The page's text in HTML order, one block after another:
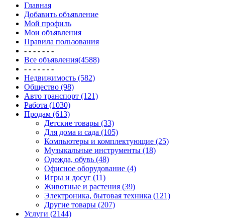
Главная
Добавить объявление
Мой профиль
Мои объявления
Правила пользования
- - - - - - -
Все объявления(4588)
- - - - - - -
Недвижимость (582)
Общество (98)
Авто транспорт (121)
Работа (1030)
Продам (613)
Детские товары (33)
Для дома и сада (105)
Компьютеры и комплектующие (25)
Музыкальные инструменты (18)
Одежда, обувь (48)
Офисное оборудование (4)
Игры и досуг (11)
Животные и растения (39)
Электроника, бытовая техника (121)
Другие товары (207)
Услуги (2144)